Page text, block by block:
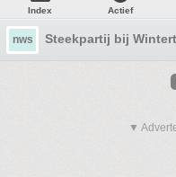
Index Actief
nws Steekpartij bij
▼